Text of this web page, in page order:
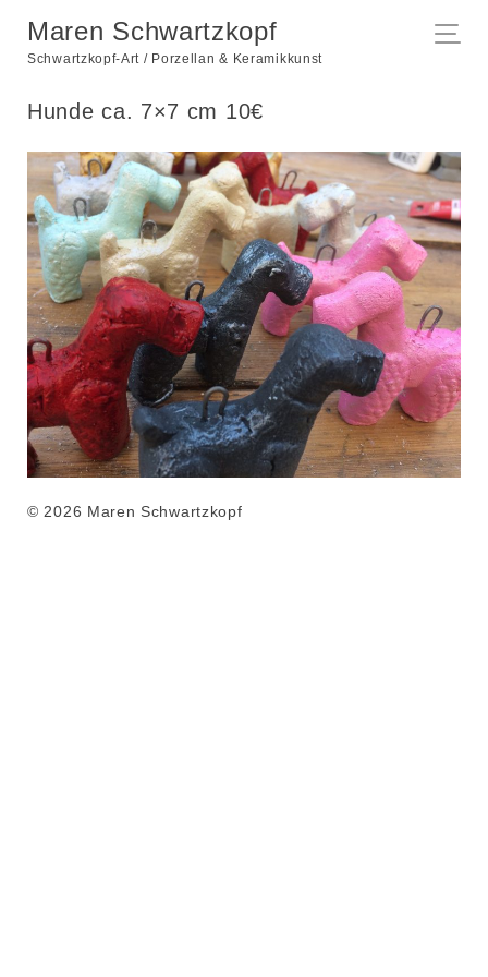
Maren Schwartzkopf
Schwartzkopf-Art / Porzellan & Keramikkunst
Hunde ca. 7×7 cm 10€
© 2026 Maren Schwartzkopf